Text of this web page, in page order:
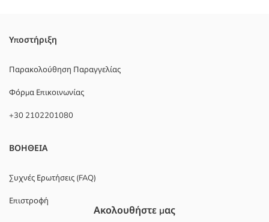
Υποστήριξη
Παρακολούθηση Παραγγελίας
Φόρμα Επικοινωνίας
+30 2102201080
ΒΟΗΘΕΙΑ
Συχνές Ερωτήσεις (FAQ)
Επιστροφή
Ακολουθήστε μας